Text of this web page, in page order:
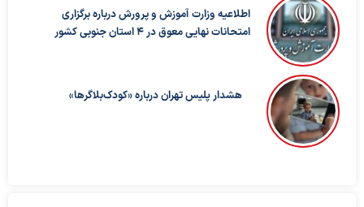
اطلاعیه وزارت آموزش و پرورش درباره برگزاری
امتحانات نهایی معوق در ۴ استان جنوبی کشور
هشدار پلیس تهران درباره «کودک‌بلاگرها»